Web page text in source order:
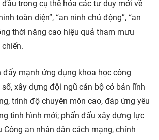
trong cụ thể hóa các tư duy mới về
toàn diện”, “an ninh chủ động”, “an
thời nâng cao hiệu quả tham mưu
đẩy mạnh ứng dụng khoa học công
số, xây dựng đội ngũ cán bộ có bản lĩnh
trình độ chuyên môn cao, đáp ứng yêu
tình hình mới; phấn đấu xây dựng lực
an nhân dân cách mạng, chính